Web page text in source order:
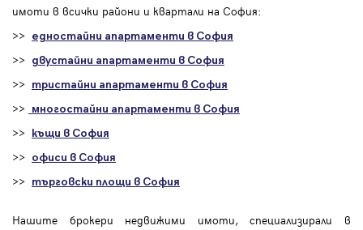
имоти в всички райони и квартали на София:
>> едностайни апартаменти в София
>> двустайни апартаменти в София
>> тристайни апартаменти в София
>> многостайни апартаменти в София
>> къщи в София
>> офиси в София
>> търговски площи в София
Нашите брокери недвижими имоти, специализирали в